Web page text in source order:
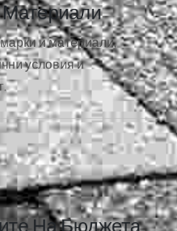
Материали
и материали,
условия и
На Бюджета